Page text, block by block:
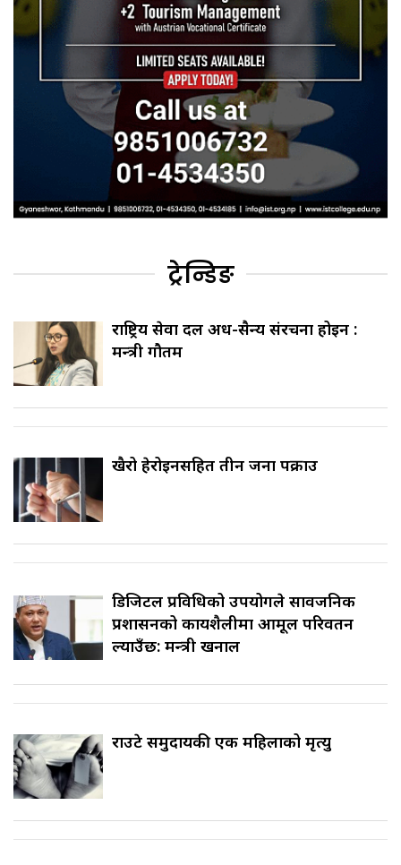
ट्रेन्डिङ
राष्ट्रिय सेवा दल अर्ध-सैन्य संरचना होइन :
मन्त्री गौतम
खैरो हेरोइनसहित तीन जना पक्राउ
डिजिटल प्रविधिको उपयोगले सार्वजनिक
प्रशासनको कार्यशैलीमा आमूल परिवर्तन
ल्याउँछ: मन्त्री खनाल
राउटे समुदायकी एक महिलाको मृत्यु